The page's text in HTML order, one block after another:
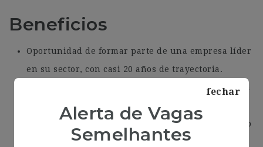
Beneficios
Oportunidad de formar parte de una empresa líder
en su sector, con casi 20 años de trayectoria.
Remuneración competitiva acorde a tu experiencia
Plan de comisiones atractivo, incentivando el logro
de metas y objetivos.
fechar
Alerta de Vagas
Semelhantes